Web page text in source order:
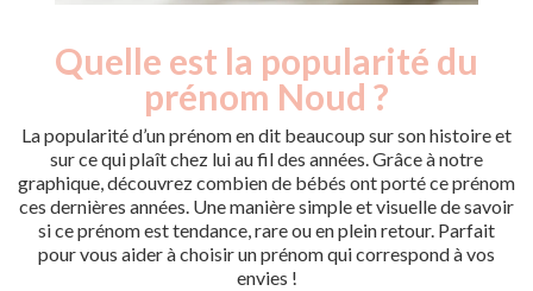
Quelle est la popularité du
prénom Noud ?
La popularité d’un prénom en dit beaucoup sur son histoire et
sur ce qui plaît chez lui au fil des années. Grâce à notre
graphique, découvrez combien de bébés ont porté ce prénom
ces dernières années. Une manière simple et visuelle de savoir
si ce prénom est tendance, rare ou en plein retour. Parfait
pour vous aider à choisir un prénom qui correspond à vos
envies !
Année
Nouveaux-
nés
2014
14
2015
16
2016
17
2017
5
2018
11
2019
25